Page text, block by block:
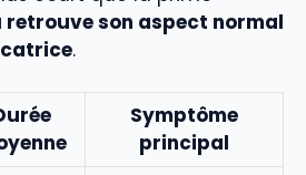
retrouve son aspect normal
.
Symptôme
principal